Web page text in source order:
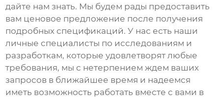
дайте нам знать. Мы будем рады предоставить
вам ценовое предложение после получения
подробных спецификаций. У нас есть наши
личные специалисты по исследованиям и
разработкам, которые удовлетворят любые
требования, мы с нетерпением ждем ваших
запросов в ближайшее время и надеемся
иметь возможность работать вместе с вами в